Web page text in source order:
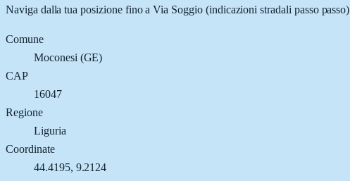
Naviga dalla tua posizione fino aVia Soggio(indicazioni stradali passo passo)
Comune
Moconesi (GE)
CAP
16047
Regione
Liguria
Coordinate
44.4195, 9.2124